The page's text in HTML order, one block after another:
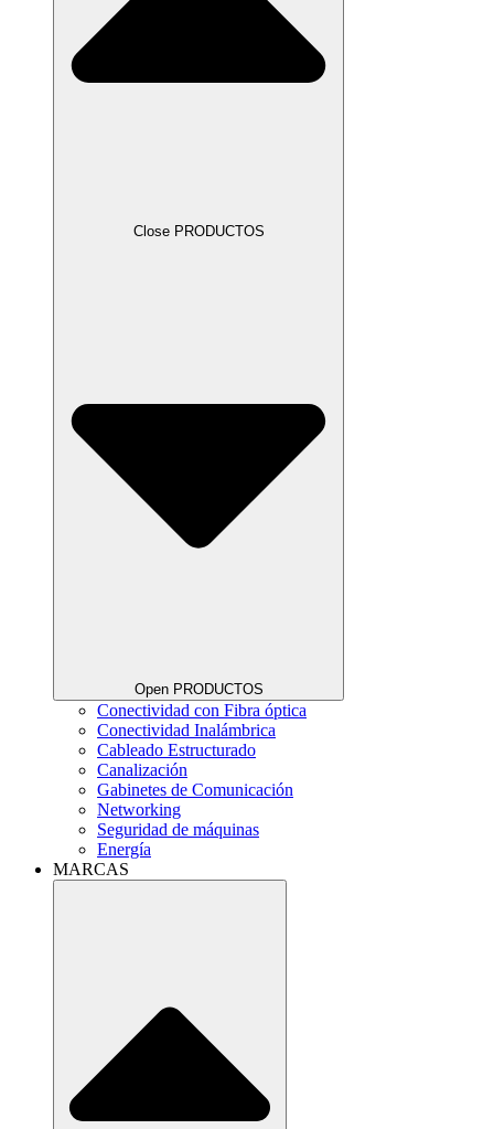
Close PRODUCTOS
Open PRODUCTOS
Conectividad con Fibra óptica
Conectividad Inalámbrica
Cableado Estructurado
Canalización
Gabinetes de Comunicación
Networking
Seguridad de máquinas
Energía
MARCAS